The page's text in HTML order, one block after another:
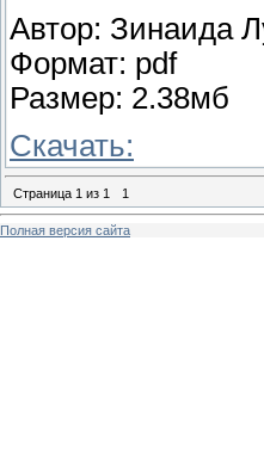
Автор: Зинаида
Формат: pdf
Размер: 2.38мб
Скачать:
Страница 1 из 1 1
Полная версия сайта